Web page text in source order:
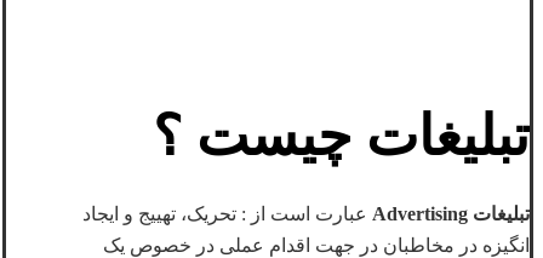
تبلیغات چیست ؟
تبلیغات Advertising
عبارت است از : تحریک، تهییج و ایجاد
انگیزه در مخاطبان در جهت اقدام عملی در خصوص یک